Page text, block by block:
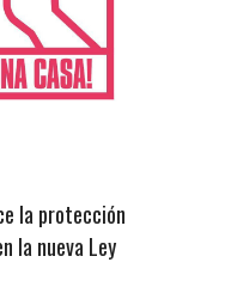
la protección
la nueva Ley